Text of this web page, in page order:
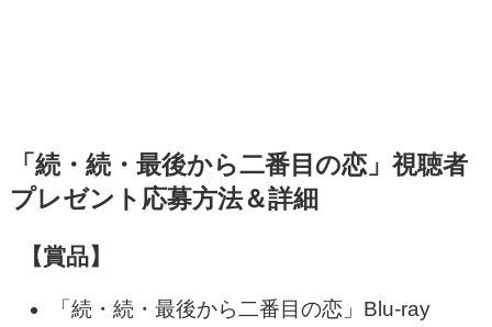
「続・続・最後から二番目の恋」視聴者
プレゼント応募方法＆詳細
【賞品】
「続・続・最後から二番目の恋」Blu-ray